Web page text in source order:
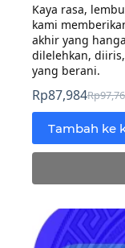
Kaya rasa,
kami
akhir yang
dilelehkan,
yang berani.
Rp
Harga
aslinya
adalah:
Rp87,984Harga
saat
ini
adalah:
Tambah ke